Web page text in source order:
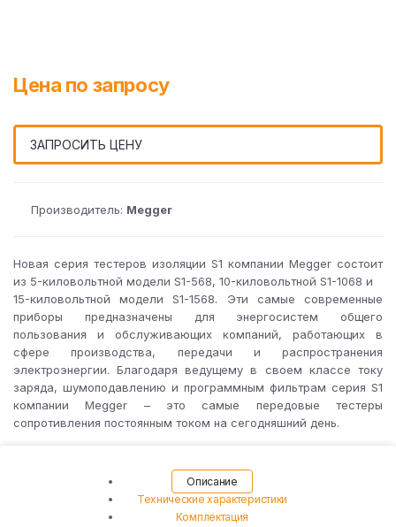
Цена по запросу
ЗАПРОСИТЬ ЦЕНУ
Производитель: Megger
Новая серия тестеров изоляции S1 компании Megger состоит
из 5-киловольтной модели S1-568, 10-киловольтной S1-1068 и
15-киловольтной модели S1-1568. Эти самые современные
приборы предназначены для энергосистем общего
пользования и обслуживающих компаний, работающих в
сфере производства, передачи и распространения
электроэнергии. Благодаря ведущему в своем классе току
заряда, шумоподавлению и программным фильтрам серия S1
компании Megger – это самые передовые тестеры
сопротивления постоянным током на сегодняшний день.
Описание
Технические характеристики
Комплектация